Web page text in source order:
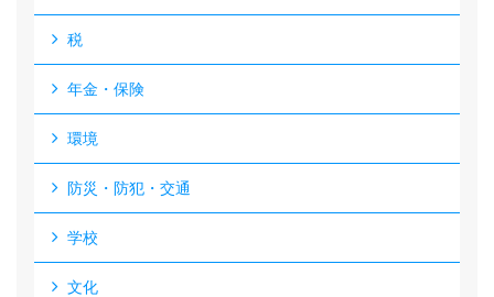
税
年金・保険
環境
防災・防犯・交通
学校
文化